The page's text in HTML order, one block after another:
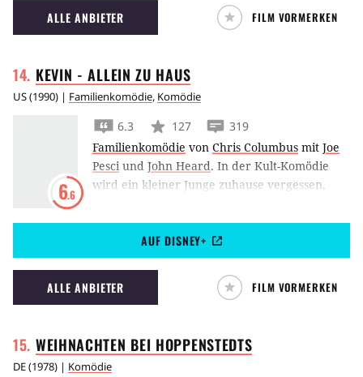
ALLE ANBIETER FILM VORMERKEN
KEVIN - ALLEIN ZU HAUS
US(1990) | Familienkomödie, Komödie
6.6
6.3 127
319
Familienkomödie von Chris Columbus mit Joe
Pesciund John Heard. In der Kult-Komödie
wird ein kleiner Junge zuhause vergessen,
das Haus gegen zwei idiotische Einbrecher
verteidigen. Kevin - Allein zu Haus gilt für
viele als wichtigster und prägendster
AUF DISNEY+
ALLE ANBIETER FILM VORMERKEN
WEIHNACHTEN BEI HOPPENSTEDTS
DE(1978) | Komödie